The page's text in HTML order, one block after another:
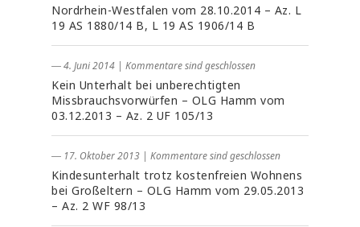
Nordrhein-Westfalen vom 28.10.2014 – Az. L
19 AS 1880/14 B, L 19 AS 1906/14 B
― 4. Juni 2014 | Kommentare sind geschlossen
Kein Unterhalt bei unberechtigten
Missbrauchsvorwürfen – OLG Hamm vom
03.12.2013 – Az. 2 UF 105/13
― 17. Oktober 2013 | Kommentare sind geschlossen
Kindesunterhalt trotz kostenfreien Wohnens
bei Großeltern – OLG Hamm vom 29.05.2013
– Az. 2 WF 98/13